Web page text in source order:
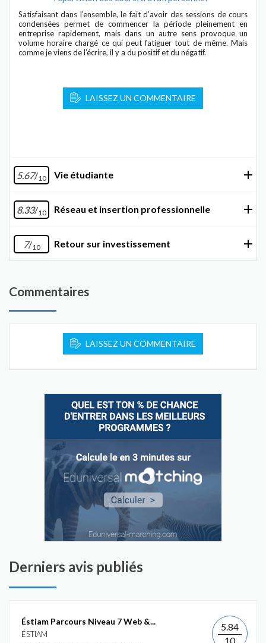
Satisfaisant dans l’ensemble, le fait d’avoir des sessions de cours
condensées permet de commencer la période pleinement en
entreprise rapidement, mais dans un autre sens provoque un
volume horaire chargé ce qui peut fatiguer tout de même. Mais
comme je viens de l’écrire, il y a du positif et du négatif.
LAISSEZ UN COMMENTAIRE
5.67/10 Vie étudiante
8.33/10 Réseau et insertion professionnelle
7/10 Retour sur investissement
Commentaires
LAISSEZ UN COMMENTAIRE
Derniers avis publiés
Éstiam Parcours Niveau 7 Web &...
ÉSTIAM
5.84
10